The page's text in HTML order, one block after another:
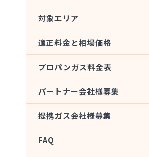
対象エリア
適正料金と相場価格
プロパンガス料金表
パートナー会社様募集
提携ガス会社様募集
FAQ